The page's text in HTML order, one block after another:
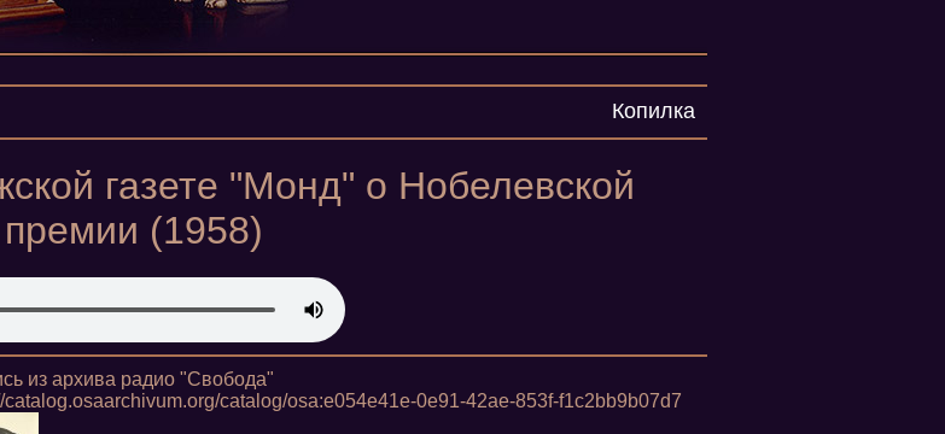
Копилка
газете "Монд" о Нобелевской
премии (1958)
из архива радио "Свобода"
catalog.osaarchivum.org/catalog/osa:e054e41e-0e91-42ae-853f-f1c2bb9b07d7